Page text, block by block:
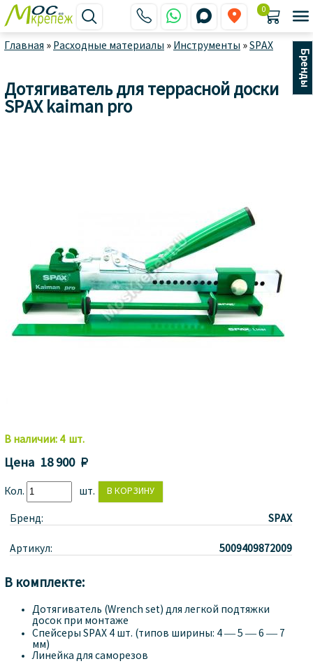
    
0 
Главная » Расходные материалы » Инструменты »SPAX
Бренды
Дотягиватель для террасной доски
SPAX kaiman pro
В наличии: 4 шт.
Цена 18 900 
Кол. шт.
Бренд: SPAX
Артикул: 5009409872009
В комплекте:
Дотягиватель (Wrench set) для легкой подтяжки
досок при монтаже
Cпейсеры SPAX 4 шт. (типов ширины: 4 — 5 — 6 — 7
мм)
Линейка для саморезов